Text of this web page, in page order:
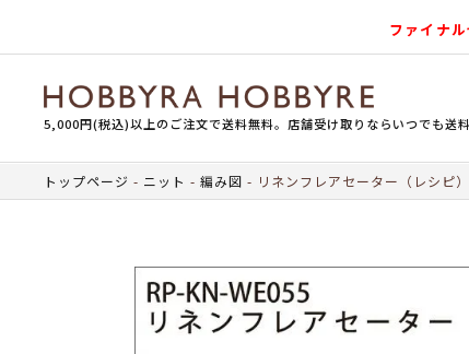
ファイナ
5,000円(税込)以上のご注文で送料無料。店舗受け取りならいつでも送
トップページ ニット 編み図 リネンフレアセーター（レシピ）